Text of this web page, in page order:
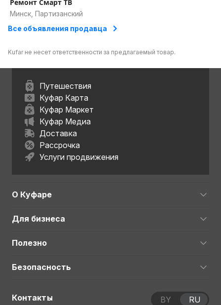
Ремонт Смарт ТВ
Минск, Партизанский
Все объявления продавца
Kufar не несет ответственности за предлагаемый товар.
Путешествия
Куфар Карта
Куфар Маркет
Куфар Медиа
Доставка
Рассрочка
Услуги продвижения
О Куфаре
Для бизнеса
Полезно
Безопасность
Контакты BY RU